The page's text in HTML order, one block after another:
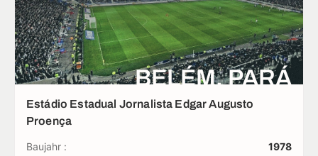
BELÉM, PARÁ
Estádio Estadual Jornalista Edgar Augusto
Proença
Baujahr :
1978